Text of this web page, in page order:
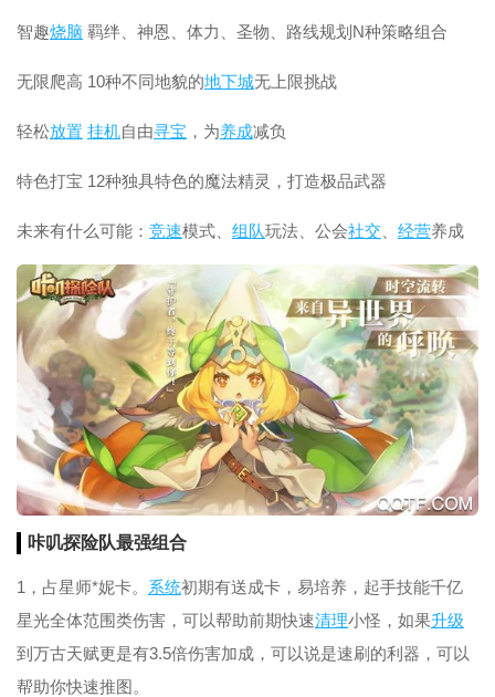
智趣烧脑 羁绊、神恩、体力、圣物、路线规划N种策略组合
无限爬高 10种不同地貌的地下城无上限挑战
轻松放置 挂机自由寻宝 ，为养成减负
特色打宝 12种独具特色的魔法精灵，打造极品武器
未来有什么可能： 竞速模式、 组队玩法、公会社交 经营养成
咔叽探险队最强组合
1，占星师*妮卡。 系统初期有送成卡，易培养，起手技能千亿
星光全体范围类伤害，可以帮助前期快速清理小怪，如果升级
到万古天赋更是有3.5倍伤害加成，可以说是速刷的利器，可以
帮助你快速推图。